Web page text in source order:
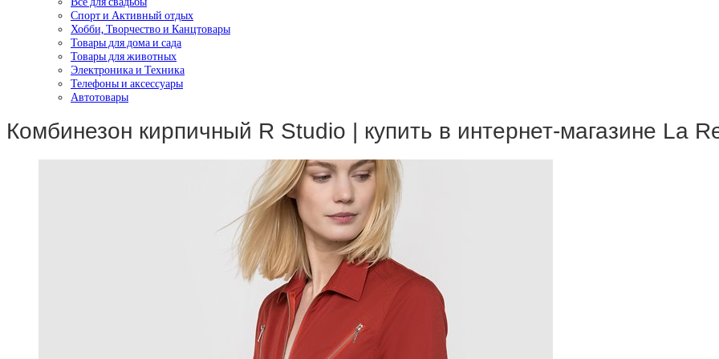
Спорт и Активный отдых
Хобби, Творчество и Канцтовары
Товары для дома и сада
Товары для животных
Электроника и Техника
Телефоны и аксессуары
Автотовары
Комбинезон кирпичный R Studio | купить в интернет-магазине La